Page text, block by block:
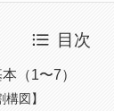
目次
（1〜7）
図】